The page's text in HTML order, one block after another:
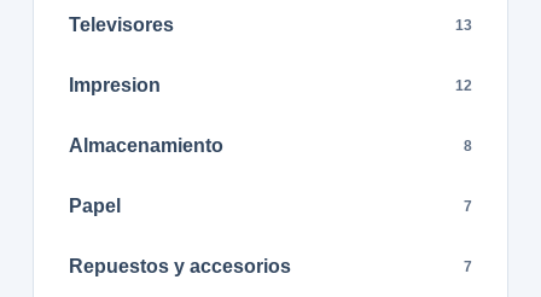
Televisores 13
Impresion 12
Almacenamiento 8
Papel 7
Repuestos y accesorios 7